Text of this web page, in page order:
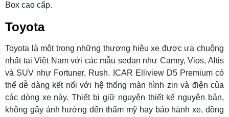
Box cao cấp.
Toyota
Toyota là một trong những thương hiệu xe được ưa chuộng
nhất tại Việt Nam với các mẫu sedan như Camry, Vios, Altis
và SUV như Fortuner, Rush. ICAR Elliview D5 Premium có
thể dễ dàng kết nối với hệ thống màn hình zin và điện của
các dòng xe này. Thiết bị giữ nguyên thiết kế nguyên bản,
không gây ảnh hưởng đến thẩm mỹ hay bảo hành xe, đồng